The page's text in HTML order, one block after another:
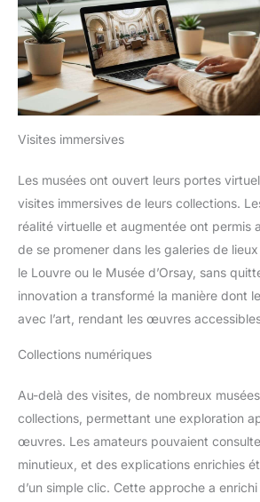
Visites immersives
Les musées ont ouvert leurs portes
visites immersives de leurs collections.
réalité virtuelle et augmentée ont permis
de se promener dans les galeries de
le Louvre ou le Musée d’Orsay, sans
innovation a transformé la manière dont
avec l’art, rendant les œuvres
Collections numériques
Au-delà des visites, de nombreux
collections, permettant une exploration
œuvres. Les amateurs pouvaient
minutieux, et des explications enrichies
d’un simple clic. Cette approche a